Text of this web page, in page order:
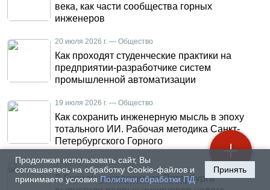
Продолжая использовать сайт, Вы
соглашаетесь на обработку Cookie-файлов и
принимаете условия Политики обработки ПД
Принять
века, как части сообщества горных
инженеров
20 июля 2026 г. — Общество
Как проходят студенческие практики на
предприятии-разработчике систем
промышленной автоматизации
19 июля 2026 г. — Общество
Как сохранить инженерную мысль в эпоху
тотального ИИ. Рабочая методика Санкт-
Петербургского Горного
17 июля 2026 г. — Общество
В Горном университете Петербурга